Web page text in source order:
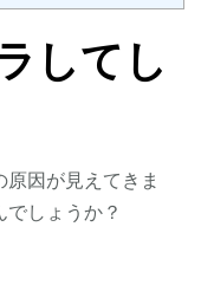
してし
因が見えてきま
しょうか？